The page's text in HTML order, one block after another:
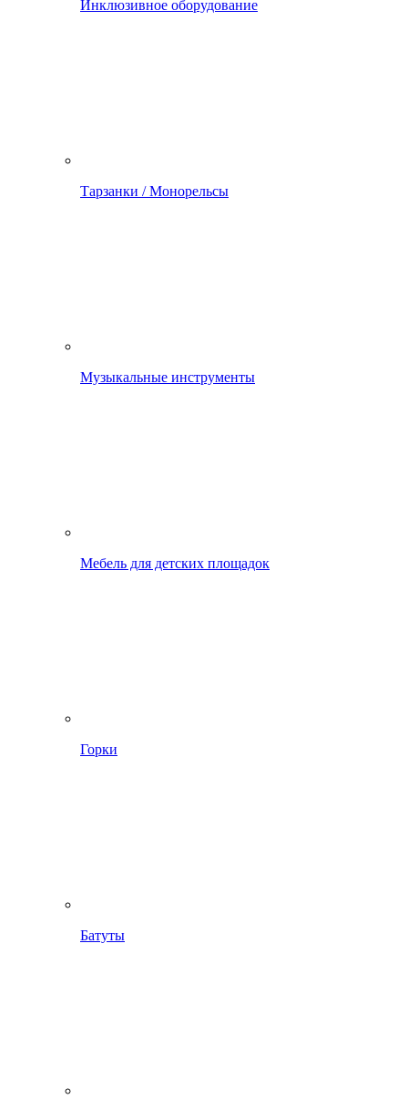
Инклюзивное оборудование
Тарзанки / Монорельсы
Музыкальные инструменты
Мебель для детских площадок
Горки
Батуты